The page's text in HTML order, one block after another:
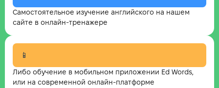
Самостоятельное изучение английского на нашем
сайте в онлайн-тренажере
📱
Либо обучение в мобильном приложении Ed Words,
или на современной онлайн-платформе